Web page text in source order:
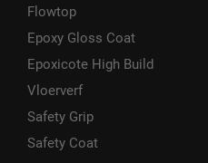
Flowtop
Epoxy Gloss Coat
Epoxicote High Build
Vloerverf
Safety Grip
Safety Coat